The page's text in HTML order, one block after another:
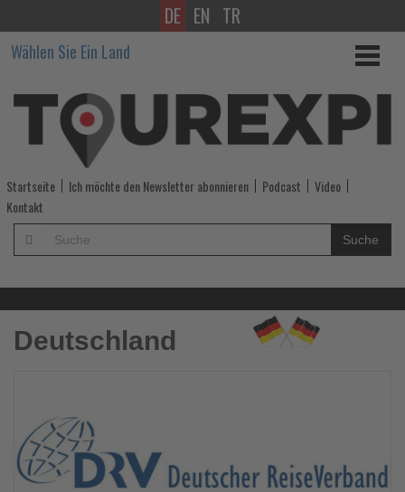
Wissen,
was
im
Tourismus
los
ist!
Wissen,
was
im
los
ist!
DE EN TR
Wählen Sie Ein Land
Startseite Ich möchte den Newsletter abonnieren Podcast
Video
Kontakt
Suche
Deutschland
Nachrichten